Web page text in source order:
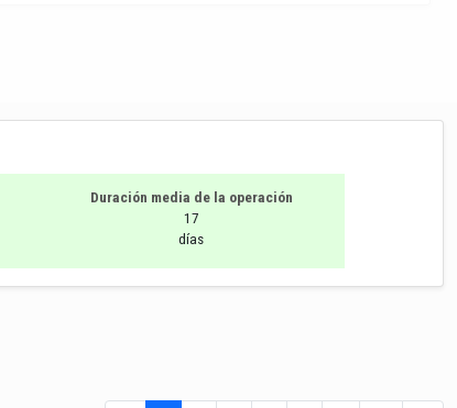
Duración media de la operación
17
días